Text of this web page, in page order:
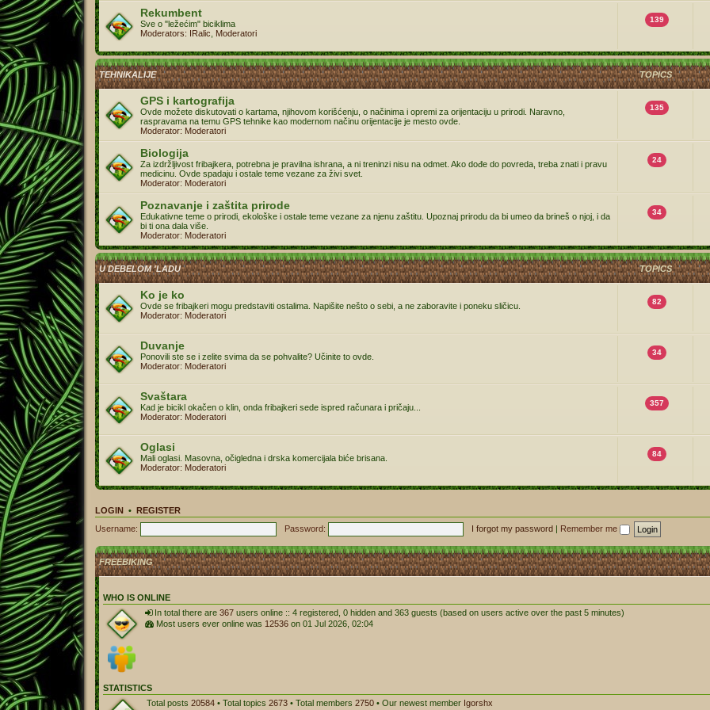
Rekumbent
Sve o "ležećim" biciklima
Moderators: IRalic Moderatori
139
TEHNIKALIJE TOPICS
GPS i kartografija
Ovde možete diskutovati o kartama, njihovom korišćenju, o načinima i opremi za orijentaciju u prirodi. Naravno,
raspravama na temu GPS tehnike kao modernom načinu orijentacije je mesto ovde.
Moderator: Moderatori
135
Biologija
Za izdržljivost fribajkera, potrebna je pravilna ishrana, a ni treninzi nisu na odmet. Ako dođe do povreda, treba znati i pravu
medicinu. Ovde spadaju i ostale teme vezane za živi svet.
Moderator: Moderatori
24
Poznavanje i zaštita prirode
Edukativne teme o prirodi, ekološke i ostale teme vezane za njenu zaštitu. Upoznaj prirodu da bi umeo da brineš o njoj, i da
bi ti ona dala više.
Moderator: Moderatori
34
U DEBELOM 'LADU TOPICS
Ko je ko
Ovde se fribajkeri mogu predstaviti ostalima. Napišite nešto o sebi, a ne zaboravite i poneku sličicu.
Moderator: Moderatori
82
Duvanje
Ponovili ste se i zelite svima da se pohvalite? Učinite to ovde.
Moderator: Moderatori
34
Svaštara
Kad je bicikl okačen o klin, onda fribajkeri sede ispred računara i pričaju...
Moderator: Moderatori
357
Oglasi
Mali oglasi. Masovna, očigledna i drska komercijala biće brisana.
Moderator: Moderatori
84
LOGIN • REGISTER
Username:
Password: I forgot my password | Remember me
FREEBIKING
WHO IS ONLINE
In total there are 367 users online :: 4 registered, 0 hidden and 363 guests (based on users active over the past 5 minutes)
Most users ever online was 12536 on 01 Jul 2026, 02:04
STATISTICS
Total posts 20584 • Total topics 2673 • Total members 2750 • Our newest member Igorshx